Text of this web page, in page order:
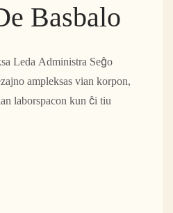
Basbalo
Leda Administra Seĝo
ampleksas vian korpon,
laborspacon kun ĉi tiu